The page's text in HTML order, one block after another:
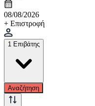
08/08/2026
+ Επιστροφή
1 Επιβάτης
Αναζήτηση